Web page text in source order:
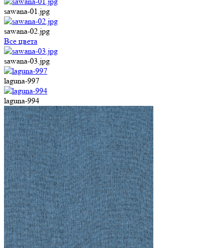
sawana-01.jpg
sawana-02.jpg
Все цвета
sawana-03.jpg
laguna-997
laguna-994